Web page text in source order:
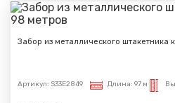
Забор из металлического штакетника
Артикул: S33E2849 Длина: 97 м